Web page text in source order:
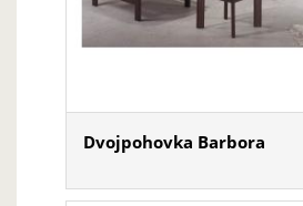
Dvojpohovka Barbora